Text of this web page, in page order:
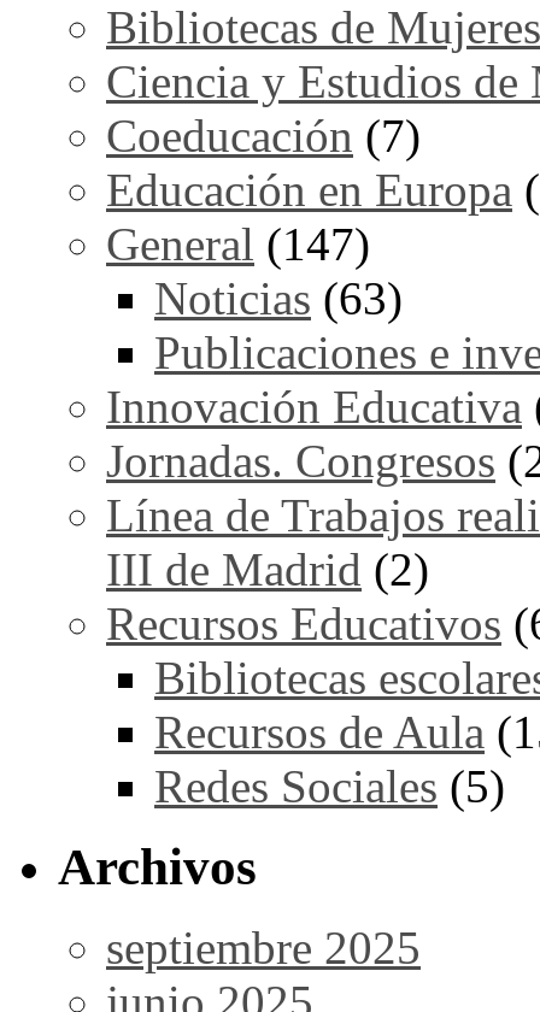
Bibliotecas de Mujeres
Ciencia y Estudios de
Coeducación (7)
Educación en Europa
General (147)
Noticias (63)
Publicaciones e
Innovación Educativa
Jornadas. Congresos
Línea de Trabajos
III de Madrid (2)
Recursos Educativos
Bibliotecas
Recursos de Aula
Redes Sociales (5)
Archivos
septiembre 2025